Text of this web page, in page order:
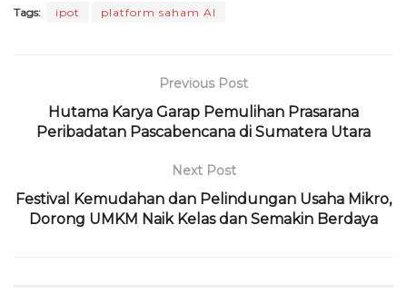
c
o
o
it a
p
p
e
ra
m
re
d
s
Tags: ipot platform saham AI
Previous Post
Hutama Karya Garap Pemulihan Prasarana
Peribadatan Pascabencana di Sumatera Utara
Next Post
Festival Kemudahan dan Pelindungan Usaha Mikro,
Dorong UMKM Naik Kelas dan Semakin Berdaya